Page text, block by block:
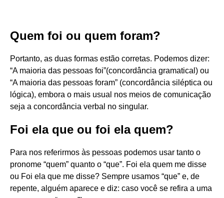
Quem foi ou quem foram?
Portanto, as duas formas estão corretas. Podemos dizer:
“A maioria das pessoas foi”(concordância gramatical) ou
“A maioria das pessoas foram” (concordância siléptica ou
lógica), embora o mais usual nos meios de comunicação
seja a concordância verbal no singular.
Foi ela que ou foi ela quem?
Para nos referirmos às pessoas podemos usar tanto o
pronome “quem” quanto o “que”. Foi ela quem me disse
ou Foi ela que me disse? Sempre usamos “que” e, de
repente, alguém aparece e diz: caso você se refira a uma